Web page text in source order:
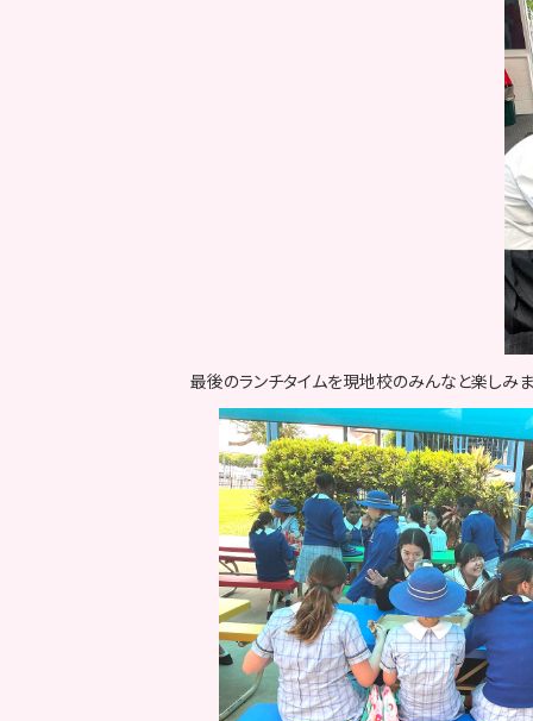
最後のランチタイムを現地校のみんなと楽しみま